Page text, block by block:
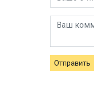
Отправить